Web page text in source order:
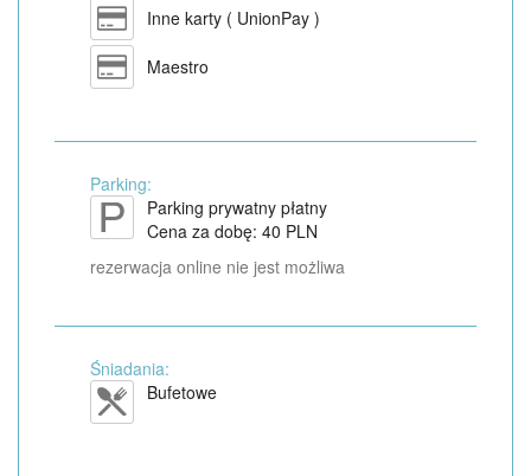
Inne karty ( UnionPay )
Maestro
Parking:
Parking prywatny płatny
Cena za dobę: 40 PLN
rezerwacja online nie jest możliwa
Śniadania:
Bufetowe